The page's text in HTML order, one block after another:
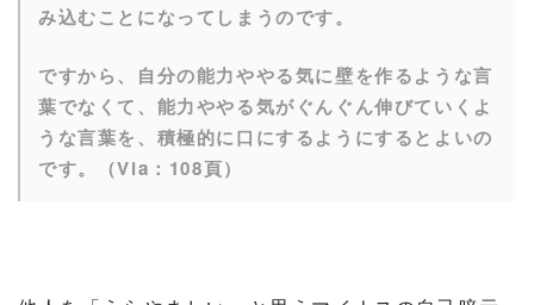
み込むことになってしまうのです。
ですから、自分の能力ややる気に壁を作るような言
葉でなくて、能力ややる気がぐんぐん伸びていくよ
うな言葉を、積極的に口にするようにするとよいの
です。（Via：108頁）